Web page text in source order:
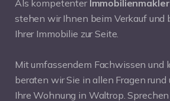
Als kompetenter
stehen wir Ihnen beim Verkauf und
Ihrer Immobilie zur Seite.
Mit umfassendem Fachwissen und
beraten wir Sie in allen Fragen rund
Ihre Wohnung in Waltrop.